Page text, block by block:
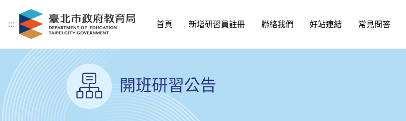
跳到主要內容
::: 首頁 新增研習員註冊 聯絡我們 好站連結 常見問答
開班研習公告